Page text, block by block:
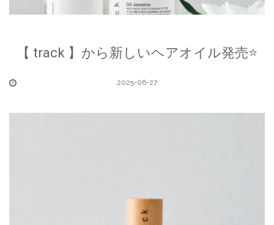
【 track 】から新しいヘアオイル発売⭐️
2025-06-27